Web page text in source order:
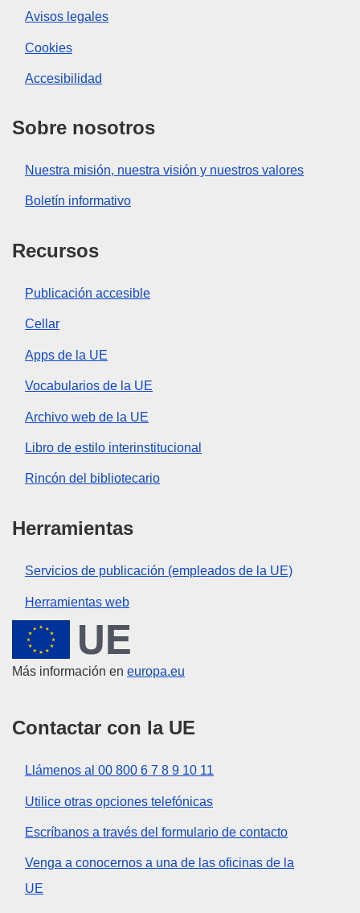
Avisos legales
Cookies
Accesibilidad
Sobre nosotros
Nuestra misión, nuestra visión y nuestros valores
Boletín informativo
Recursos
Publicación accesible
Cellar
Apps de la UE
Vocabularios de la UE
Archivo web de la UE
Libro de estilo interinstitucional
Rincón del bibliotecario
Herramientas
Servicios de publicación (empleados de la UE)
Herramientas web
Unión Europea
Más información en europa.eu
Contactar con la UE
Llámenos al 00 800 6 7 8 9 10 11
Utilice otras opciones telefónicas
Escríbanos a través del formulario de contacto
Venga a conocernos a una de las oficinas de la
UE